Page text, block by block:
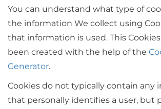
You can understand what type of
the information We collect using
that information is used. This
been created with the help of the
Generator.
Cookies do not typically contain any
that personally identifies a user, but